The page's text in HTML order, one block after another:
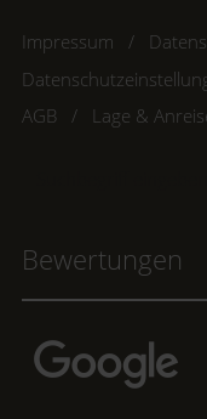
Impressum
AGB
Lage &
Bewertungen